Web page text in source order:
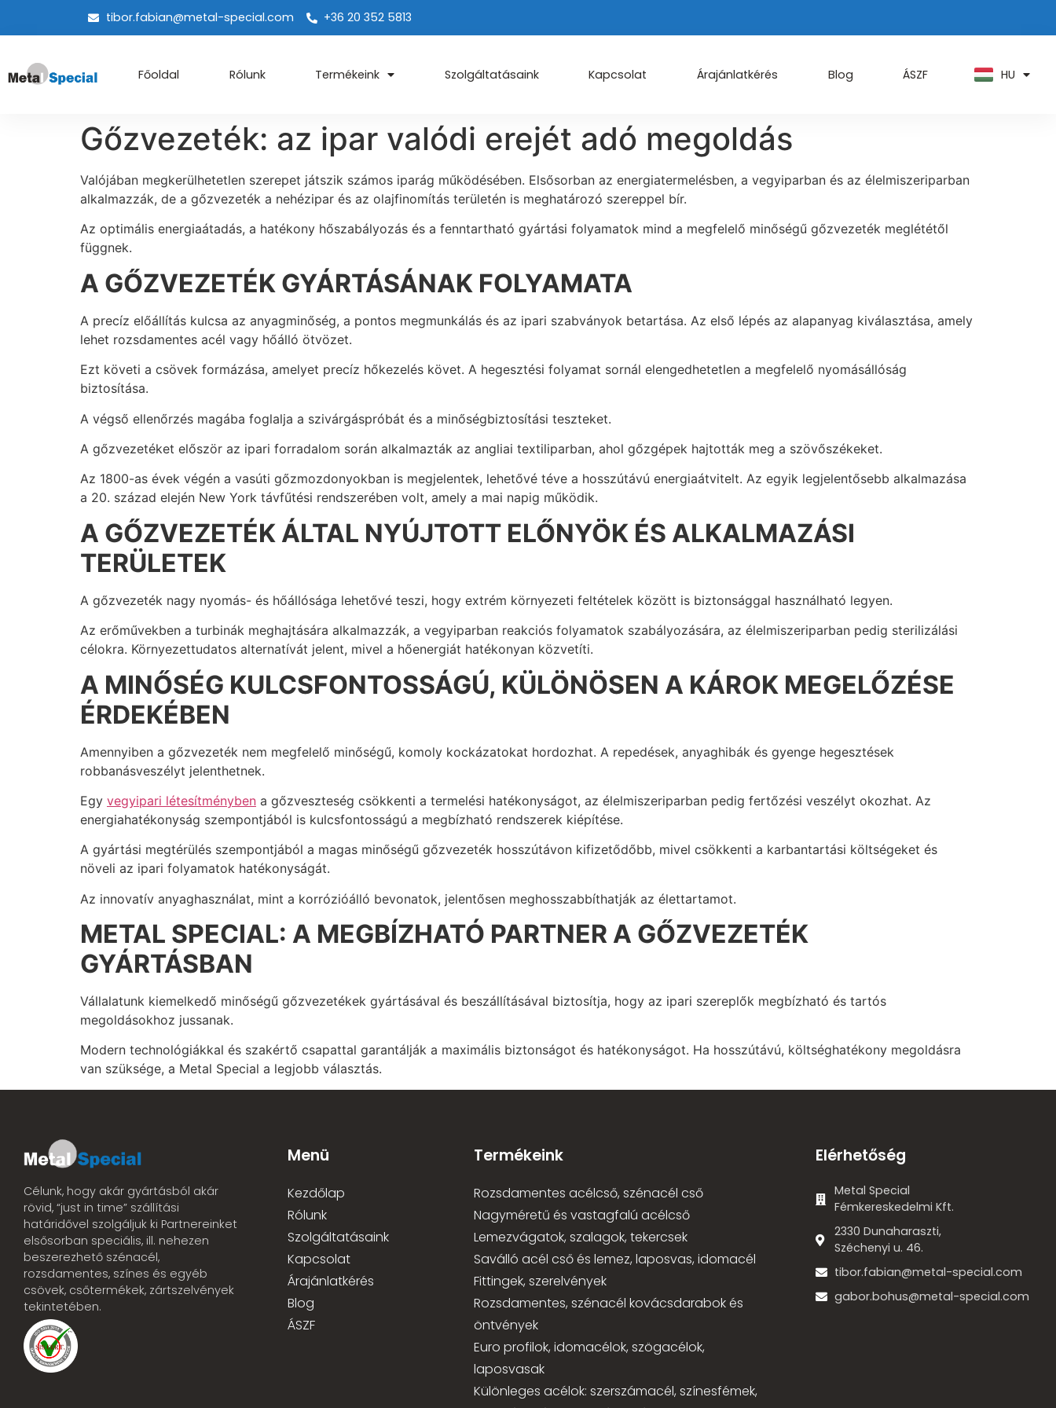
tibor.fabian@metal-special.com +36 20 352 5813
Főoldal Rólunk Termékeink Szolgáltatásaink Kapcsolat Árajánlatkérés Blog ÁSZF HU
AR
Gőzvezeték: az ipar valódi erejét adó megoldás
Valójában megkerülhetetlen szerepet játszik számos iparág működésében. Elsősorban az energiatermelésben, a vegyiparban és az élelmiszeriparban
alkalmazzák, de a gőzvezeték a nehézipar és az olajfinomítás területén is meghatározó szereppel bír.
Az optimális energiaátadás, a hatékony hőszabályozás és a fenntartható gyártási folyamatok mind a megfelelő minőségű gőzvezeték meglététől
függnek.
A GŐZVEZETÉK GYÁRTÁSÁNAK FOLYAMATA
A precíz előállítás kulcsa az anyagminőség, a pontos megmunkálás és az ipari szabványok betartása. Az első lépés az alapanyag kiválasztása, amely
lehet rozsdamentes acél vagy hőálló ötvözet.
Ezt követi a csövek formázása, amelyet precíz hőkezelés követ. A hegesztési folyamat sornál elengedhetetlen a megfelelő nyomásállóság
biztosítása.
A végső ellenőrzés magába foglalja a szivárgáspróbát és a minőségbiztosítási teszteket.
A gőzvezetéket először az ipari forradalom során alkalmazták az angliai textiliparban, ahol gőzgépek hajtották meg a szövőszékeket.
Az 1800-as évek végén a vasúti gőzmozdonyokban is megjelentek, lehetővé téve a hosszútávú energiaátvitelt. Az egyik legjelentősebb alkalmazása
a 20. század elején New York távfűtési rendszerében volt, amely a mai napig működik.
A GŐZVEZETÉK ÁLTAL NYÚJTOTT ELŐNYÖK ÉS ALKALMAZÁSI
TERÜLETEK
A gőzvezeték nagy nyomás- és hőállósága lehetővé teszi, hogy extrém környezeti feltételek között is biztonsággal használható legyen.
Az erőművekben a turbinák meghajtására alkalmazzák, a vegyiparban reakciós folyamatok szabályozására, az élelmiszeriparban pedig sterilizálási
célokra. Környezettudatos alternatívát jelent, mivel a hőenergiát hatékonyan közvetíti.
A MINŐSÉG KULCSFONTOSSÁGÚ, KÜLÖNÖSEN A KÁROK MEGELŐZÉSE
ÉRDEKÉBEN
Amennyiben a gőzvezeték nem megfelelő minőségű, komoly kockázatokat hordozhat. A repedések, anyaghibák és gyenge hegesztések
robbanásveszélyt jelenthetnek.
Egy vegyipari létesítményben a gőzveszteség csökkenti a termelési hatékonyságot, az élelmiszeriparban pedig fertőzési veszélyt okozhat. Az
energiahatékonyság szempontjából is kulcsfontosságú a megbízható rendszerek kiépítése.
A gyártási megtérülés szempontjából a magas minőségű gőzvezeték hosszútávon kifizetődőbb, mivel csökkenti a karbantartási költségeket és
növeli az ipari folyamatok hatékonyságát.
Az innovatív anyaghasználat, mint a korrózióálló bevonatok, jelentősen meghosszabbíthatják az élettartamot.
METAL SPECIAL: A MEGBÍZHATÓ PARTNER A GŐZVEZETÉK
GYÁRTÁSBAN
Vállalatunk kiemelkedő minőségű gőzvezetékek gyártásával és beszállításával biztosítja, hogy az ipari szereplők megbízható és tartós
megoldásokhoz jussanak.
Modern technológiákkal és szakértő csapattal garantálják a maximális biztonságot és hatékonyságot. Ha hosszútávú, költséghatékony megoldásra
van szüksége, a Metal Special a legjobb választás.
Célunk, hogy akár gyártásból akár
rövid, “just in time” szállítási
határidővel szolgáljuk ki Partnereinket
elsősorban speciális, ill. nehezen
beszerezhető szénacél,
rozsdamentes, színes és egyéb
csövek, csőtermékek, zártszelvények
tekintetében.
Menü
Kezdőlap
Rólunk
Szolgáltatásaink
Kapcsolat
Árajánlatkérés
Blog
ÁSZF
Termékeink
Rozsdamentes acélcső, szénacél cső
Nagyméretű és vastagfalú acélcső
Lemezvágatok, szalagok, tekercsek
Saválló acél cső és lemez, laposvas, idomacél
Fittingek, szerelvények
Rozsdamentes, szénacél kovácsdarabok és
öntvények
Euro profilok, idomacélok, szögacélok,
laposvasak
Különleges acélok: szerszámacél, színesfémek,
Elérhetőség
Metal Special
Fémkereskedelmi Kft.
2330 Dunaharaszti,
Széchenyi u. 46.
tibor.fabian@metal-special.com
gabor.bohus@metal-special.com